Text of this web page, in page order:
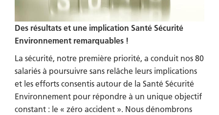
Des résultats et une implication Santé Sécurité
Environnement remarquables !
La sécurité, notre première priorité, a conduit nos 80
salariés à poursuivre sans relâche leurs implications
et les efforts consentis autour de la Santé Sécurité
Environnement pour répondre à un unique objectif
constant : le « zéro accident ». Nous dénombrons